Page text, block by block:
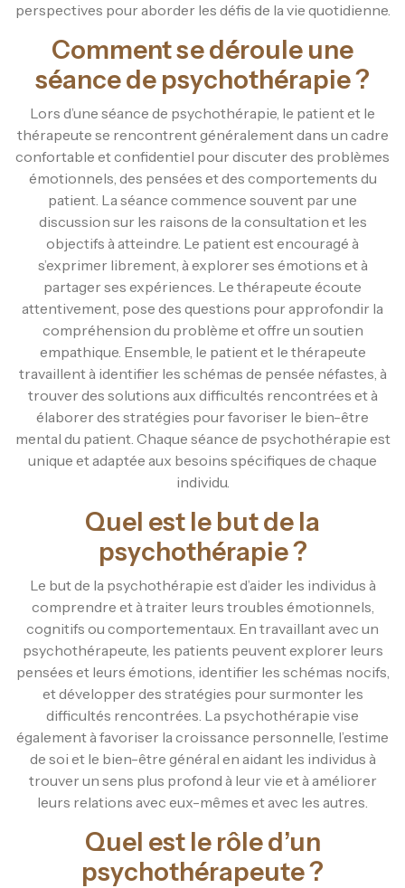
perspectives pour aborder les défis de la vie quotidienne.
Comment se déroule une
séance de psychothérapie ?
Lors d’une séance de psychothérapie, le patient et le
thérapeute se rencontrent généralement dans un cadre
confortable et confidentiel pour discuter des problèmes
émotionnels, des pensées et des comportements du
patient. La séance commence souvent par une
discussion sur les raisons de la consultation et les
objectifs à atteindre. Le patient est encouragé à
s’exprimer librement, à explorer ses émotions et à
partager ses expériences. Le thérapeute écoute
attentivement, pose des questions pour approfondir la
compréhension du problème et offre un soutien
empathique. Ensemble, le patient et le thérapeute
travaillent à identifier les schémas de pensée néfastes, à
trouver des solutions aux difficultés rencontrées et à
élaborer des stratégies pour favoriser le bien-être
mental du patient. Chaque séance de psychothérapie est
unique et adaptée aux besoins spécifiques de chaque
individu.
Quel est le but de la
psychothérapie ?
Le but de la psychothérapie est d’aider les individus à
comprendre et à traiter leurs troubles émotionnels,
cognitifs ou comportementaux. En travaillant avec un
psychothérapeute, les patients peuvent explorer leurs
pensées et leurs émotions, identifier les schémas nocifs,
et développer des stratégies pour surmonter les
difficultés rencontrées. La psychothérapie vise
également à favoriser la croissance personnelle, l’estime
de soi et le bien-être général en aidant les individus à
trouver un sens plus profond à leur vie et à améliorer
leurs relations avec eux-mêmes et avec les autres.
Quel est le rôle d’un
psychothérapeute ?